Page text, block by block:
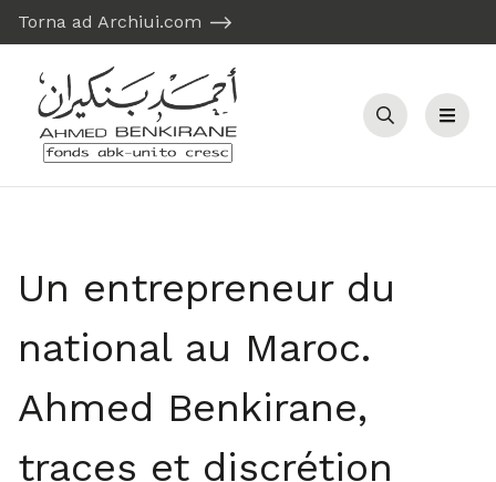
Torna ad Archiui.com
Recherche
Menu
Un entrepreneur du
national au Maroc.
Ahmed Benkirane,
traces et discrétion